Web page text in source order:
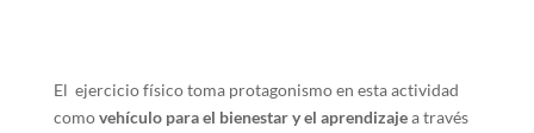
El ejercicio físico toma protagonismo en esta actividad
comovehículo para el bienestar y el aprendizajea través